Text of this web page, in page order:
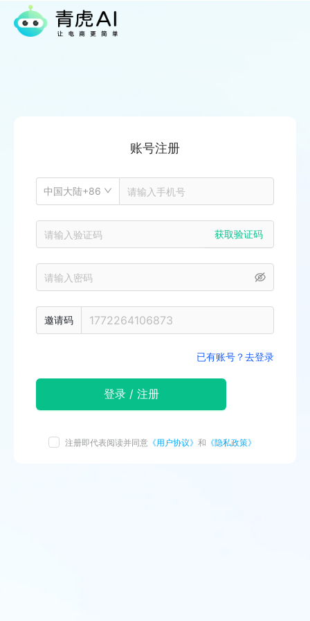
账号注册
中国大陆+86
获取验证码
邀请码
已有账号？去登录
登录 / 注册
注册即代表阅读并同意 《用户协议》 和 《隐私政策》